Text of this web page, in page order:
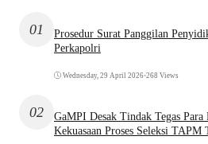
01
Prosedur Surat Panggilan
Perkapolri
Wednesday, 29 April 2026•268 Views
02
GaMPI Desak Tindak Tegas Para
Kekuasaan Proses Seleksi TAPM